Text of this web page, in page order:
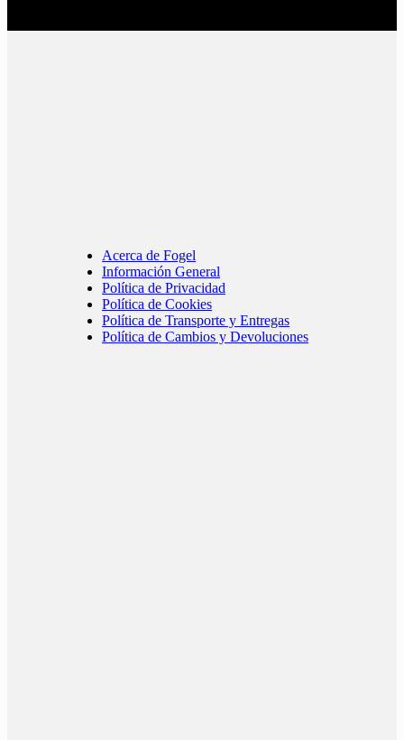
Acerca de Fogel
Información General
Política de Privacidad
Política de Cookies
Política de Transporte y Entregas
Política de Cambios y Devoluciones